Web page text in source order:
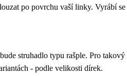
po povrchu vaší linky. Vyrábí
struhadlo typu rašple. Pro
- podle velikosti dírek.